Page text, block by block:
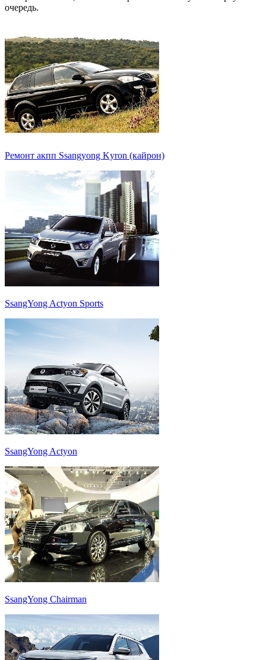
очередь.
Ремонт акпп Ssangyong Kyron (кайрон)
SsangYong Actyon Sports
SsangYong Actyon
SsangYong Chairman